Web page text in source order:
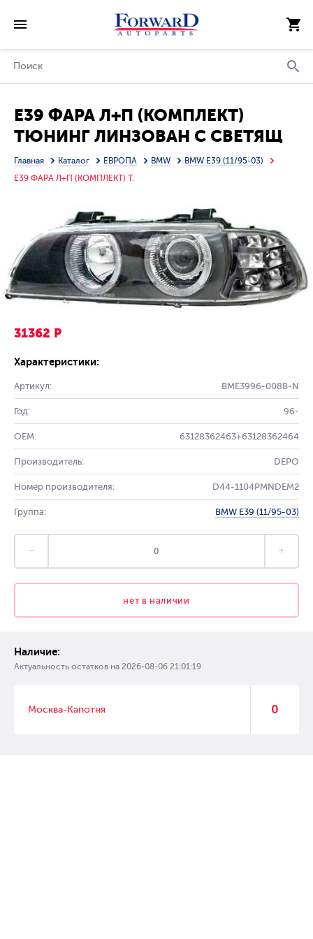
E39 ФАРА Л+П (КОМПЛЕКТ)
ТЮНИНГ ЛИНЗОВАН С СВЕТЯЩ
ОБОДК , ДИОД УК.ПОВОР
ПРОЗРАЧ С РЕГ.МОТОР ВНУТРИ
Главная Каталог ЕВРОПА BMW
BMW E39 (11/95-03)
E39 ФАРА Л+П (КОМПЛЕКТ) Т.
31362 Р
Характеристики:
Артикул: BME3996-008B-N
Год: 96-
OEM: 63128362463+63128362464
Производитель: DEPO
Номер производителя: D44-1104PMNDEM2
Группа: BMW E39 (11/95-03)
нет в наличии
Наличие:
Актуальность остатков на 2026-08-06 21:01:19
Москва-Капотня 0